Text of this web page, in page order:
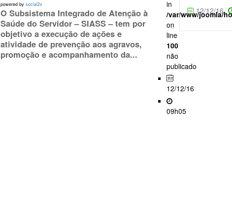
powered bysocial2s
O Subsistema Integrado de Atenção à
Saúde do Servidor – SIASS – tem por
objetivo a execução de ações e
atividade de prevenção aos agravos,
promoção e acompanhamento da...
in
/var/www/joomla/
on
line
100
não
publicado
12/12/16
09h05
12/12/16